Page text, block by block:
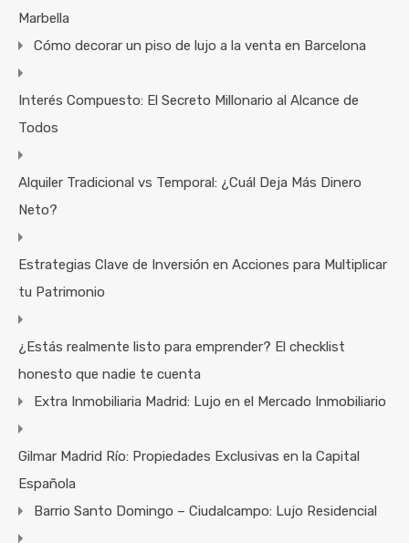
Marbella
Cómo decorar un piso de lujo a la venta en Barcelona
Interés Compuesto: El Secreto Millonario al Alcance de
Todos
Alquiler Tradicional vs Temporal: ¿Cuál Deja Más Dinero
Neto?
Estrategias Clave de Inversión en Acciones para Multiplicar
tu Patrimonio
¿Estás realmente listo para emprender? El checklist
honesto que nadie te cuenta
Extra Inmobiliaria Madrid: Lujo en el Mercado Inmobiliario
Gilmar Madrid Río: Propiedades Exclusivas en la Capital
Española
Barrio Santo Domingo – Ciudalcampo: Lujo Residencial